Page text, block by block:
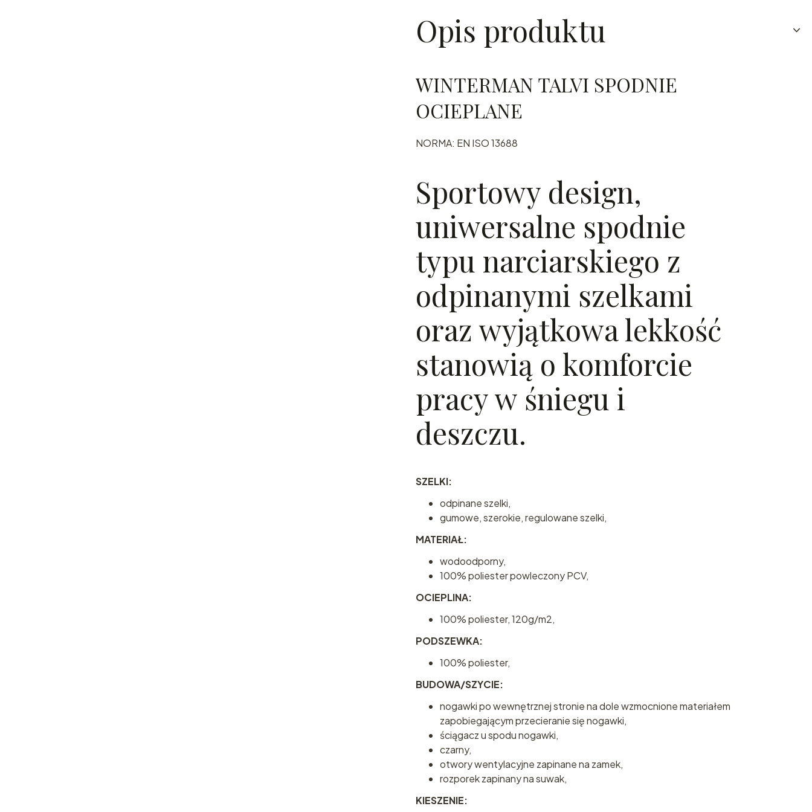
Opis produktu
WINTERMAN TALVI SPODNIE
OCIEPLANE
NORMA: EN ISO 13688
Sportowy design,
uniwersalne spodnie
typu narciarskiego z
odpinanymi szelkami
oraz wyjątkowa lekkość
stanowią o komforcie
pracy w śniegu i
deszczu.
SZELKI:
odpinane szelki,
gumowe, szerokie, regulowane szelki,
MATERIAŁ:
wodoodporny,
100% poliester powleczony PCV,
OCIEPLINA:
100% poliester, 120g/m2,
PODSZEWKA:
100% poliester,
BUDOWA/SZYCIE:
nogawki po wewnętrznej stronie na dole wzmocnione materiałem
zapobiegającym przecieranie się nogawki,
ściągacz u spodu nogawki,
czarny,
otwory wentylacyjne zapinane na zamek,
rozporek zapinany na suwak,
KIESZENIE: